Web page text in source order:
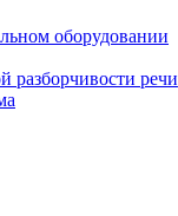
оборудовании
разборчивости речи